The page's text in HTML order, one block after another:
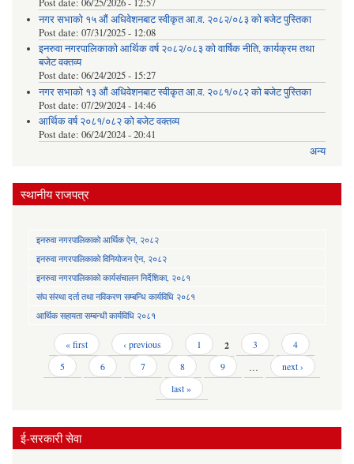
Post date: 06/25/2026 - 12:57
नगर सभाको १५ औं अधिवेशनबाट स्वीकृत आ.व. २०८२/०८३ को बजेट पुस्तिका
Post date: 07/31/2025 - 12:08
इनरुवा नगरपालिकाको आर्थिक वर्ष २०८२/०८३ को वार्षिक नीति, कार्यक्रम तथा
बजेट वक्तव्य
Post date: 06/24/2025 - 15:27
नगर सभाको १३ औं अधिवेशनबाट स्वीकृत आ.व. २०८१/०८२ को बजेट पुस्तिका
Post date: 07/29/2024 - 14:46
आर्थिक वर्ष २०८१/०८२ को बजेट वक्तव्य
Post date: 06/24/2024 - 20:41
अन्य
स्थानीय राजपत्र
इनरुवा नगरपालिकाको आर्थिक ऐन, २०८२
इनरुवा नगरपालिकाको विनियोजन ऐन, २०८२
इनरुवा नगरपालिकाको कार्यसंचालन निर्देशिका, २०८१
संघ संस्था दर्ता तथा नविकरण सम्बन्धि कार्यविधि २०८१
आर्थिक सहायता सम्बन्धी कार्यविधि २०८१
Pages « first ‹ previous 1 2 3
4
5
6 7 8 9 …
next ›
last »
ई-सरकारी सेवा